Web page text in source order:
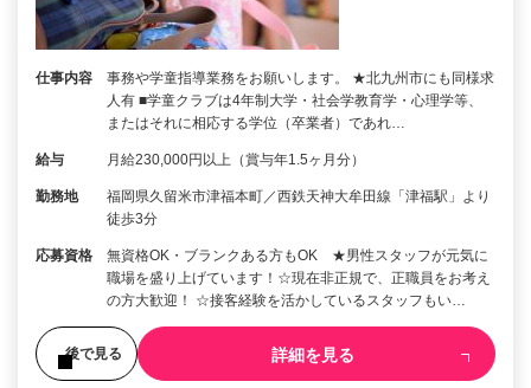
仕事内容
事務や学童指導業務をお願いします。 ★北九州市にも同様求
人有 ■学童クラブは4年制大学・社会学教育学・心理学等、
またはそれに相応する学位（卒業者）であれ…
給与 月給230,000円以上（賞与年1.5ヶ月分）
勤務地
福岡県久留米市津福本町／西鉄天神大牟田線「津福駅」より
徒歩3分
応募資格
無資格OK・ブランクある方もOK ★男性スタッフが元気に
職場を盛り上げています！☆現在非正規で、正職員をお考え
の方大歓迎！ ☆接客経験を活かしているスタッフもい…
後で見る 詳細を見る